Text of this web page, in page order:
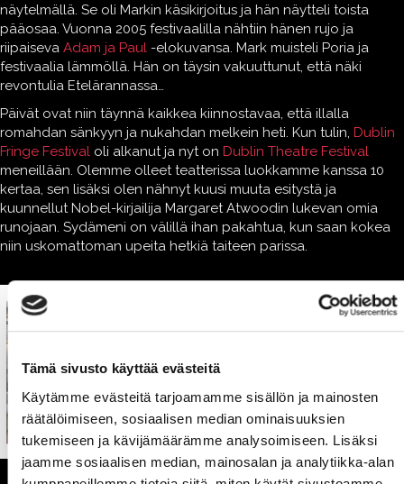
Tämä sivusto käyttää evästeitä
Käytämme evästeitä tarjoamamme sisällön ja mainosten
räätälöimiseen, sosiaalisen median ominaisuuksien
tukemiseen ja kävijämäärämme analysoimiseen. Lisäksi
jaamme sosiaalisen median, mainosalan ja analytiikka-alan
näytelmällä. Se oli Markin käsikirjoitus ja hän näytteli toista
pääosaa. Vuonna 2005 festivaalilla nähtiin hänen rujo ja
riipaiseva Adam ja Paul -elokuvansa. Mark muisteli Poria ja
festivaalia lämmöllä. Hän on täysin vakuuttunut, että näki
revontulia Etelärannassa…
Päivät ovat niin täynnä kaikkea kiinnostavaa, että illalla
romahdan sänkyyn ja nukahdan melkein heti. Kun tulin, Dublin
Fringe Festival oli alkanut ja nyt on Dublin Theatre Festival
meneillään. Olemme olleet teatterissa luokkamme kanssa 10
kertaa, sen lisäksi olen nähnyt kuusi muuta esitystä ja
kuunnellut Nobel-kirjailija Margaret Atwoodin lukevan omia
runojaan. Sydämeni on välillä ihan pakahtua, kun saan kokea
niin uskomattoman upeita hetkiä taiteen parissa.